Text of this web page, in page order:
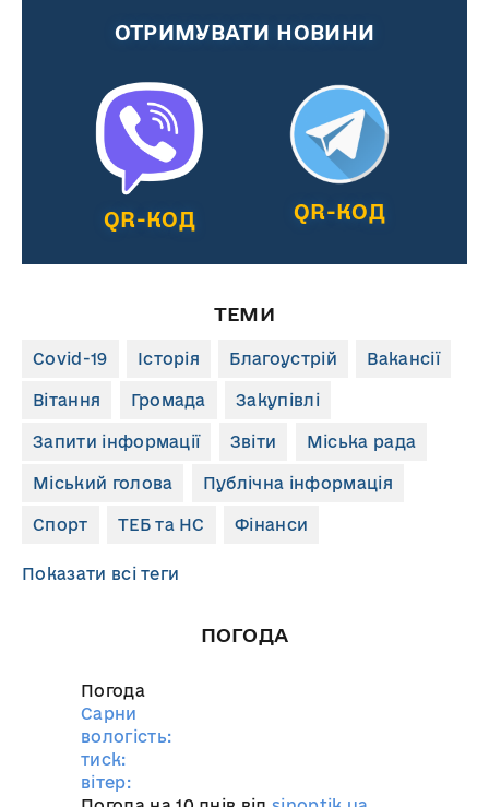
ОТРИМУВАТИ НОВИНИ
QR-КОД QR-КОД
ТЕМИ
Covid-19 Історія Благоустрій Вакансії
Вітання Громада Закупівлі
Запити інформації Звіти Міська рада
Міський голова Публічна інформація
Спорт ТЕБ та НС Фінанси
Показати всі теги
ПОГОДА
Погода
Сарни
вологість:
тиск:
вітер: